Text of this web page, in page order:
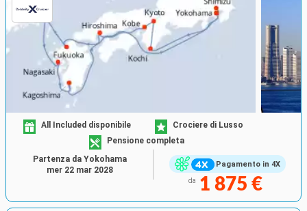
Pagamento in 4X
All Included disponibile
Crociere di Lusso
Pensione completa
da 1 875 €
Partenza da Yokohama
mer 22 mar 2028